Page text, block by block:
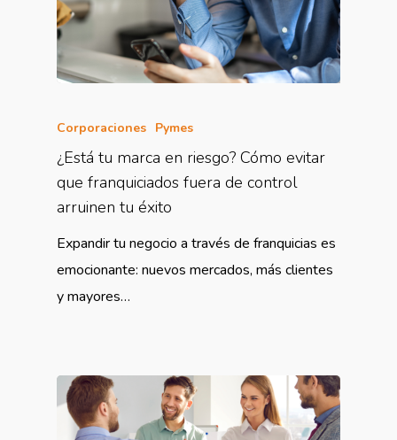
Corporaciones Pymes
¿Está tu marca en riesgo? Cómo evitar
que franquiciados fuera de control
arruinen tu éxito
Expandir tu negocio a través de franquicias es
emocionante: nuevos mercados, más clientes
y mayores…